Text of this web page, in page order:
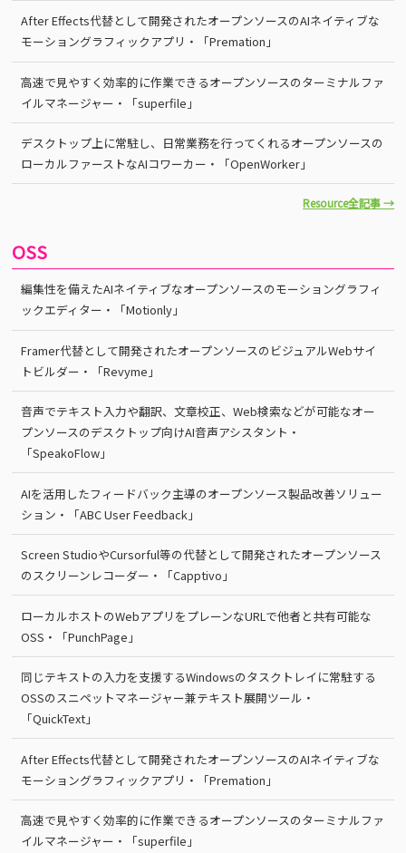
After Effects代替として開発されたオープンソースのAIネイティブな
モーショングラフィックアプリ・「Premation」
高速で見やすく効率的に作業できるオープンソースのターミナルファ
イルマネージャー・「superfile」
デスクトップ上に常駐し、日常業務を行ってくれるオープンソースの
ローカルファーストなAIコワーカー・「OpenWorker」
Resource全記事 →
OSS
編集性を備えたAIネイティブなオープンソースのモーショングラフィ
ックエディター・「Motionly」
Framer代替として開発されたオープンソースのビジュアルWebサイ
トビルダー・「Revyme」
音声でテキスト入力や翻訳、文章校正、Web検索などが可能なオー
プンソースのデスクトップ向けAI音声アシスタント・
「SpeakoFlow」
AIを活用したフィードバック主導のオープンソース製品改善ソリュー
ション・「ABC User Feedback」
Screen StudioやCursorful等の代替として開発されたオープンソース
のスクリーンレコーダー・「Capptivo」
ローカルホストのWebアプリをプレーンなURLで他者と共有可能な
OSS・「PunchPage」
同じテキストの入力を支援するWindowsのタスクトレイに常駐する
OSSのスニペットマネージャー兼テキスト展開ツール・
「QuickText」
After Effects代替として開発されたオープンソースのAIネイティブな
モーショングラフィックアプリ・「Premation」
高速で見やすく効率的に作業できるオープンソースのターミナルファ
イルマネージャー・「superfile」